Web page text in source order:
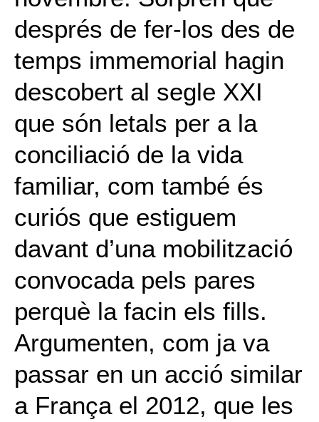
després de fer-los des de
temps immemorial hagin
descobert al segle XXI
que són letals per a la
conciliació de la vida
familiar, com també és
curiós que estiguem
davant d’una mobilització
convocada pels pares
perquè la facin els fills.
Argumenten, com ja va
passar en un acció similar
a França el 2012, que les